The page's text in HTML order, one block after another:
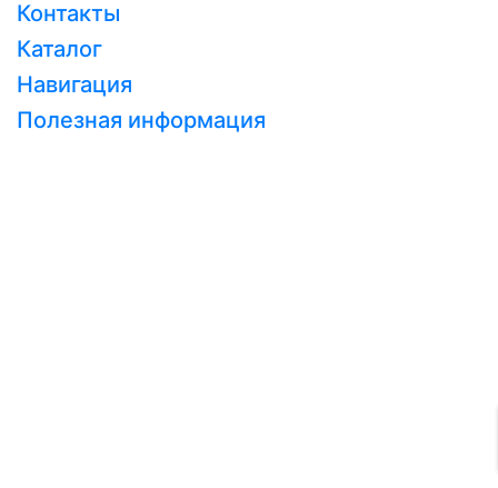
Контакты
Каталог
Навигация
Полезная информация